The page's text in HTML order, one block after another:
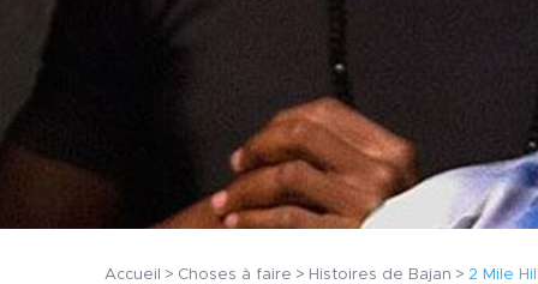
Accueil Choses à faire Histoires de Bajan 2 Mile